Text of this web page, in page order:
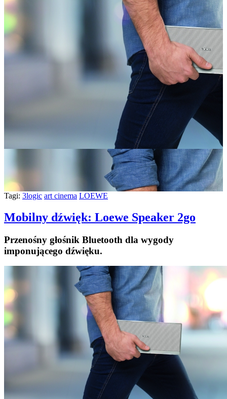
Tagi: 3logic art cinema LOEWE
Mobilny dźwięk: Loewe Speaker 2go
Przenośny głośnik Bluetooth dla wygody
imponującego dźwięku.